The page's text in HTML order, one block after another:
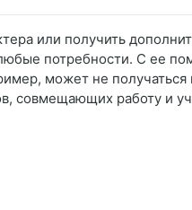
или получить
потребности. С ее
может не получаться
совмещающих работу и